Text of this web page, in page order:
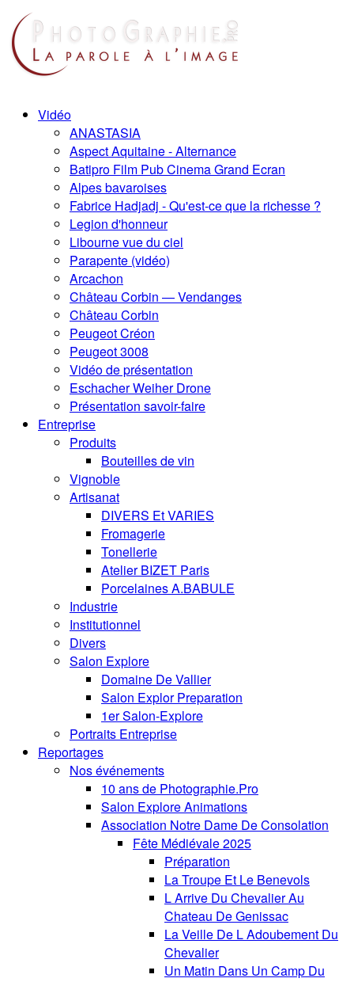
Vidéo
ANASTASIA
Aspect Aquitaine - Alternance
Batipro Film Pub Cinema Grand Ecran
Alpes bavaroises
Fabrice Hadjadj - Qu'est-ce que la richesse ?
Legion d'honneur
Libourne vue du ciel
Parapente (vidéo)
Arcachon
Château Corbin — Vendanges
Château Corbin
Peugeot Créon
Peugeot 3008
Vidéo de présentation
Eschacher Weiher Drone
Présentation savoir-faire
Entreprise
Produits
Bouteilles de vin
Vignoble
Artisanat
DIVERS Et VARIES
Fromagerie
Tonellerie
Atelier BIZET Paris
Porcelaines A.BABULE
Industrie
Institutionnel
Divers
Salon Explore
Domaine De Vallier
Salon Explor Preparation
1er Salon-Explore
Portraits Entreprise
Reportages
Nos événements
10 ans de Photographie.Pro
Salon Explore Animations
Association Notre Dame De Consolation
Fête Médiévale 2025
Préparation
La Troupe Et Le Benevols
L Arrive Du Chevalier Au
Chateau De Genissac
La Veille De L Adoubement Du
Chevalier
Un Matin Dans Un Camp Du